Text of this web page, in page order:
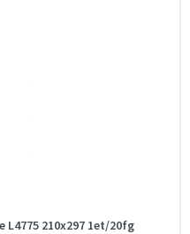
210x297 1et/20fg